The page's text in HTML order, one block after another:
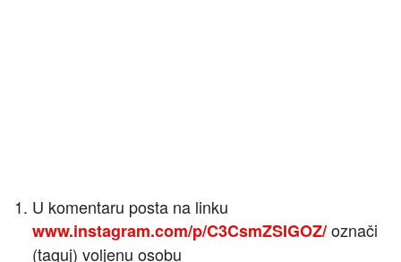
U komentaru posta na linku
www.instagram.com/p/C3CsmZSIGOZ/označi
(taguj) voljenu osobu